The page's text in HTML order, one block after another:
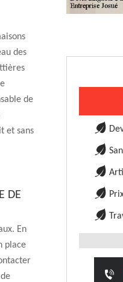
des
de
et sans
DE
En
place